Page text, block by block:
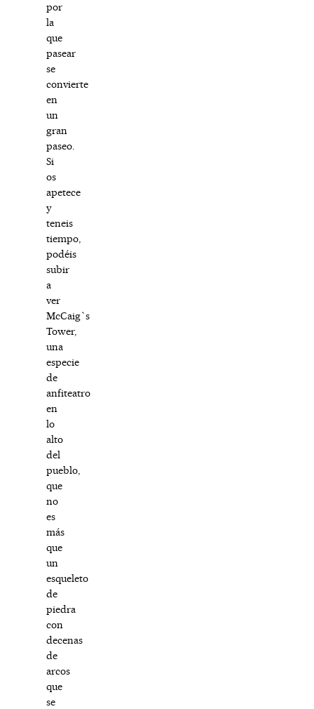
por
la
que
pasear
se
convierte
en
un
gran
paseo.
Si
os
apetece
y
teneis
tiempo,
podéis
subir
a
ver
McCaig`s
Tower,
una
especie
de
anfiteatro
en
lo
alto
del
pueblo,
que
no
es
más
que
un
esqueleto
de
piedra
con
decenas
de
arcos
que
se